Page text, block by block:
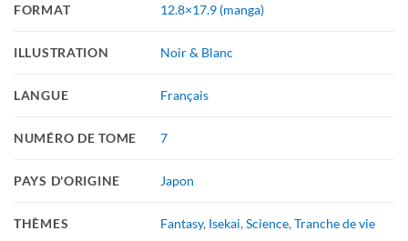
FORMAT 12.8×17.9 (manga)
ILLUSTRATION Noir & Blanc
LANGUE Français
NUMÉRO DE TOME 7
PAYS D'ORIGINE Japon
THÈMES Fantasy, Isekai,Science,Tranche de vie